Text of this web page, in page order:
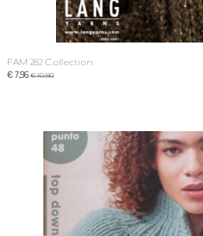
FAM 282 Collection
€ 7,96 € 10,90